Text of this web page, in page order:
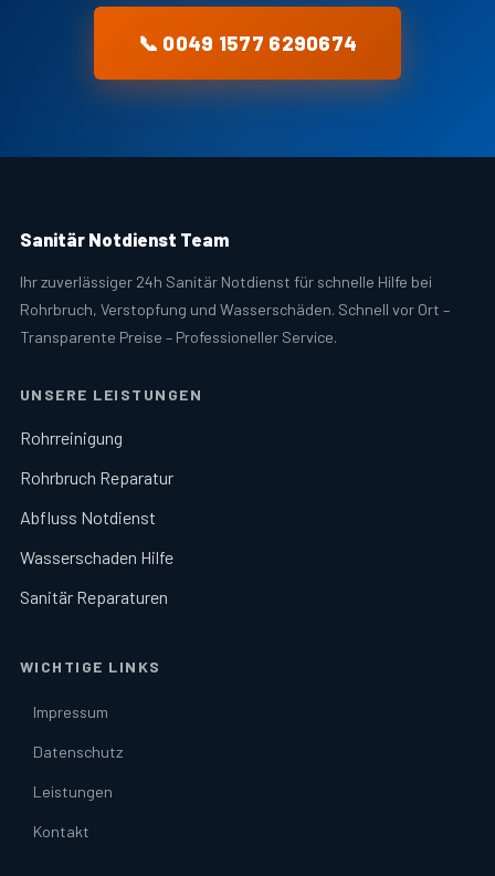
📞 0049 1577 6290674
Sanitär Notdienst Team
Ihr zuverlässiger 24h Sanitär Notdienst für schnelle Hilfe bei
Rohrbruch, Verstopfung und Wasserschäden. Schnell vor Ort –
Transparente Preise – Professioneller Service.
UNSERE LEISTUNGEN
Rohrreinigung
Rohrbruch Reparatur
Abfluss Notdienst
Wasserschaden Hilfe
Sanitär Reparaturen
WICHTIGE LINKS
Impressum
Datenschutz
Leistungen
Kontakt